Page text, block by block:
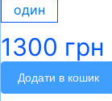
один
1300 грн
Додати в кошик